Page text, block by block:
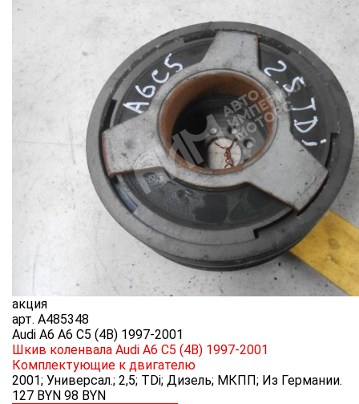
акция
арт. A485348
Audi A6 A6 C5 (4B) 1997-2001
Шкив коленвала Audi A6 C5 (4B) 1997-2001
Комплектующие к двигателю
2001; Универсал.; 2,5; TDi; Дизель; МКПП; Из Германии.
127 BYN 98 BYN